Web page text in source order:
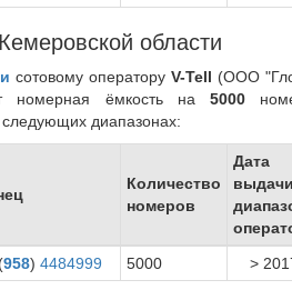
области
сотовому операторуV-Tell (ООО
номерная ёмкость на5000
диапазонах:
Количество
номеров
Дата
958) 4484999 5000 >